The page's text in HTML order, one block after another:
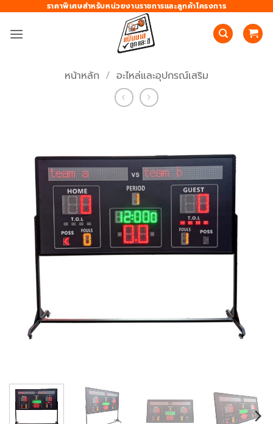
ยัง
ราคาพิเศษสำหรับหน่วยงานราชการและลูกค้าโครงการ
หน้าหลัก / อะไหล่และอุปกรณ์เสริม